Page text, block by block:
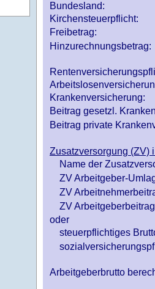
Bundesland:
Kirchensteuerpflicht:
Freibetrag:
Hinzurechnungsbetrag:
Krankenversicherung:
Beitrag gesetzl.
Beitrag private
Zusatzversorgung (ZV)
Name der
ZV Arbeitgeber-
ZV
ZV
oder
steuerpflichtiges
Arbeitgeberbrutto